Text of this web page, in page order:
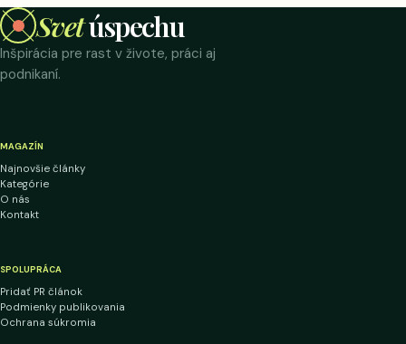
Svetúspechu
Inšpirácia pre rast v živote, práci aj
podnikaní.
MAGAZÍN
Najnovšie články
Kategórie
O nás
Kontakt
SPOLUPRÁCA
Pridať PR článok
Podmienky publikovania
Ochrana súkromia